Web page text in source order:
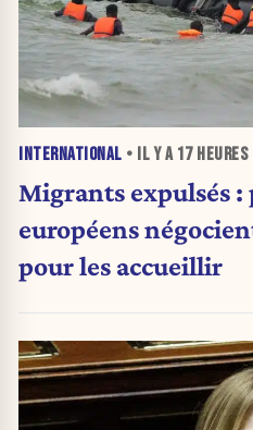
INTERNATIONAL • IL Y A 17 HEURES
Migrants expulsés :
européens
pour les accueillir